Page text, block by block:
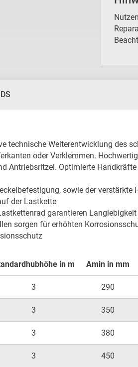
technische Weiterentwicklung des
oder Verklemmen.
Antriebsritzel. Optimierte
sowie der
der Lastkette
garantieren
sorgen für erhöhten
in m Amin in mm
3 290
3 350
3 380
3 450